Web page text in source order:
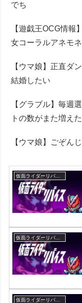
でち
【遊戯王OCG情報
女コーラルアネモ
【ウマ娘】正直ダ
結婚したい
【グラブル】毎週
トの数がまた増え
【ウマ娘】ごぞん
仮面ライダーリバイス
仮面ライダーリバイス
仮面ライダーリバイス